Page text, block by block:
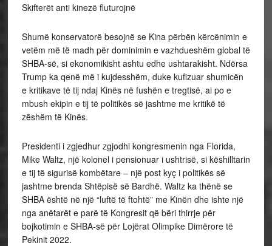
Skifterët anti kinezë fluturojnë
Shumë konservatorë besojnë se Kina përbën kërcënimin e
vetëm më të madh për dominimin e vazhdueshëm global të
SHBA-së, si ekonomikisht ashtu edhe ushtarakisht. Ndërsa
Trump ka qenë më i kujdesshëm, duke kufizuar shumicën
e kritikave të tij ndaj Kinës në fushën e tregtisë, ai po e
mbush ekipin e tij të politikës së jashtme me kritikë të
zëshëm të Kinës.
Presidenti i zgjedhur zgjodhi kongresmenin nga Florida,
Mike Waltz, një kolonel i pensionuar i ushtrisë, si këshilltarin
e tij të sigurisë kombëtare – një post kyç i politikës së
jashtme brenda Shtëpisë së Bardhë. Waltz ka thënë se
SHBA është në një “luftë të ftohtë” me Kinën dhe ishte një
nga anëtarët e parë të Kongresit që bëri thirrje për
bojkotimin e SHBA-së për Lojërat Olimpike Dimërore të
Pekinit 2022.